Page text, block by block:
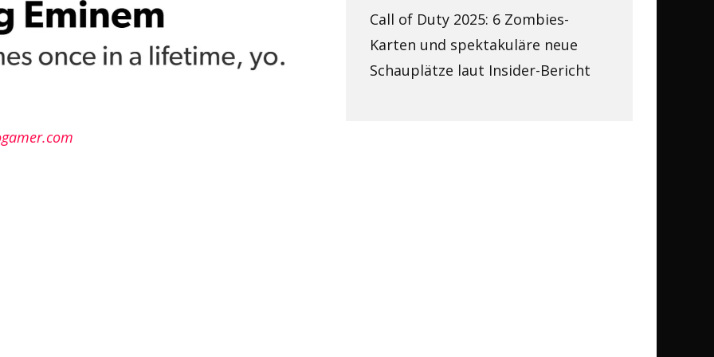
Call of Duty 2025: 6 Zombies-
Karten und spektakuläre neue
Schauplätze laut Insider-Bericht